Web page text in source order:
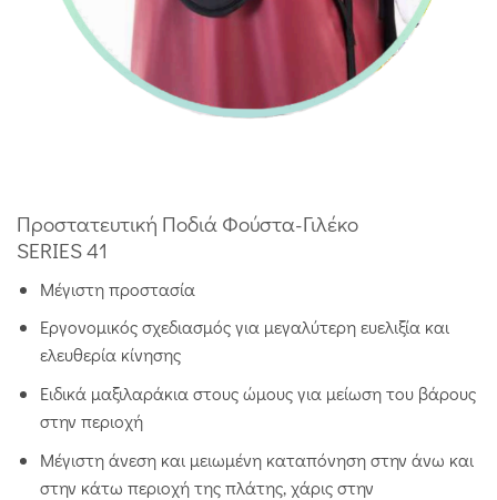
Προστατευτική Ποδιά Φούστα-Γιλέκο
SERIES 41
Μέγιστη προστασία
Εργονομικός σχεδιασμός για μεγαλύτερη ευελιξία και
ελευθερία κίνησης
Ειδικά μαξιλαράκια στους ώμους για μείωση του βάρους
στην περιοχή
Μέγιστη άνεση και μειωμένη καταπόνηση στην άνω και
στην κάτω περιοχή της πλάτης, χάρις στην